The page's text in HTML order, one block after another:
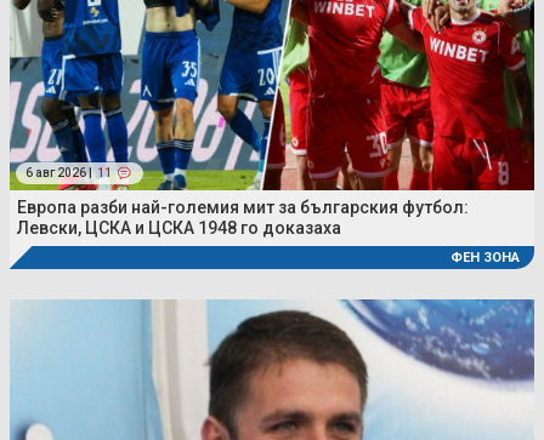
6 авг 2026 | 11
Европа разби най-големия мит за българския футбол:
Левски, ЦСКА и ЦСКА 1948 го доказаха
ФЕН ЗОНА